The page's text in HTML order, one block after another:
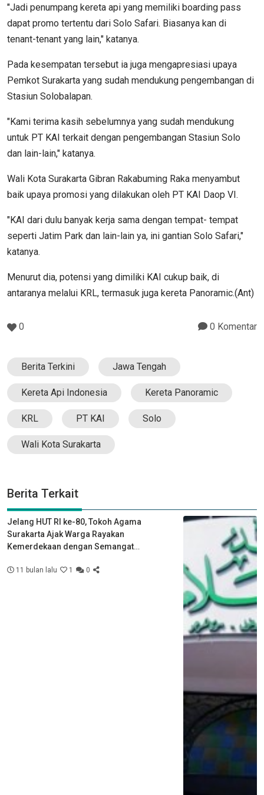
"Jadi penumpang kereta api yang memiliki boarding pass
dapat promo tertentu dari Solo Safari. Biasanya kan di
tenant-tenant yang lain," katanya.
Pada kesempatan tersebut ia juga mengapresiasi upaya
Pemkot Surakarta yang sudah mendukung pengembangan di
Stasiun Solobalapan.
"Kami terima kasih sebelumnya yang sudah mendukung
untuk PT KAI terkait dengan pengembangan Stasiun Solo
dan lain-lain," katanya.
Wali Kota Surakarta Gibran Rakabuming Raka menyambut
baik upaya promosi yang dilakukan oleh PT KAI Daop VI.
"KAI dari dulu banyak kerja sama dengan tempat- tempat
seperti Jatim Park dan lain-lain ya, ini gantian Solo Safari,"
katanya.
Menurut dia, potensi yang dimiliki KAI cukup baik, di
antaranya melalui KRL, termasuk juga kereta Panoramic.(Ant)
0 0 Komentar
Berita Terkini Jawa Tengah
Kereta Api Indonesia Kereta Panoramic
KRL PT KAI Solo
Wali Kota Surakarta
Berita Terkait
Jelang HUT RI ke-80, Tokoh Agama
Surakarta Ajak Warga Rayakan
Kemerdekaan dengan Semangat
11 bulan lalu 1 0